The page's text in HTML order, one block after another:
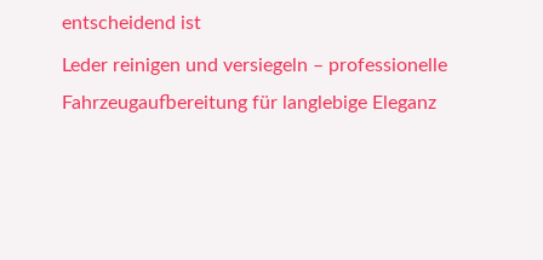
entscheidend ist
Leder reinigen und versiegeln – professionelle
Fahrzeugaufbereitung für langlebige Eleganz